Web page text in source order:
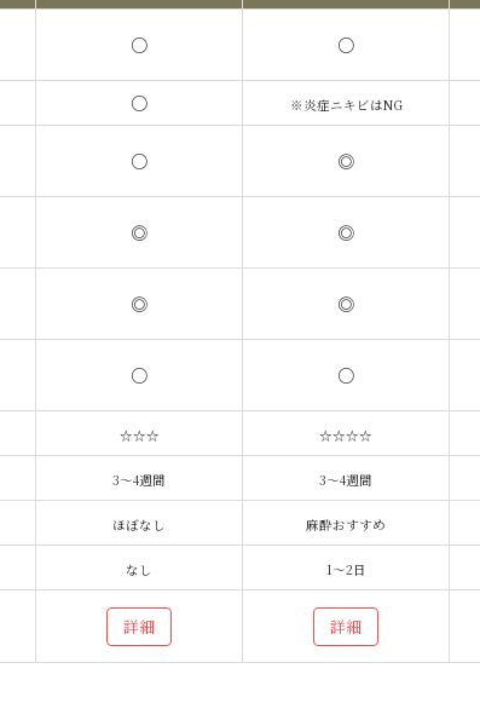
○ ○
○ ※炎症ニキビはNG
○ ◎
◎ ◎
◎ ◎
○ ○
☆☆☆ ☆☆☆☆
3～4週間 3～4週間
ほぼなし 麻酔おすすめ
なし 1～2日
詳細 詳細